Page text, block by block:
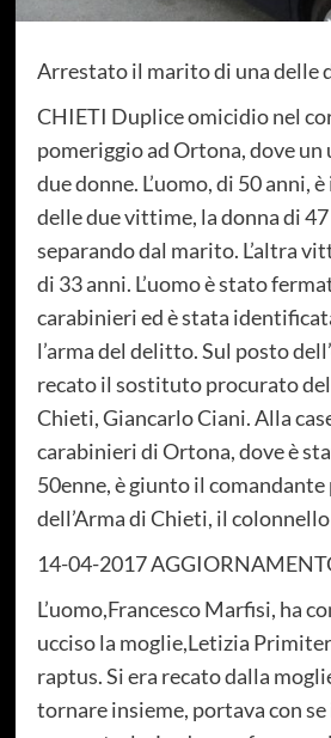
Arrestato il marito di una delle
CHIETI Duplice omicidio nel
pomeriggio ad Ortona, dove un
due donne. L’uomo, di 50 anni,
delle due vittime, la donna di
separando dal marito. L’altra
di 33 anni. L’uomo è stato
carabinieri ed è stata
l’arma del delitto. Sul posto
recato il sostituto procurato
Chieti, Giancarlo Ciani. Alla
carabinieri di Ortona, dove è
50enne, è giunto il
dell’Arma di Chieti, il
14-04-2017
L’uomo,Francesco Marfisi, ha
ucciso la moglie,Letizia
raptus. Si era recato dalla
tornare insieme, portava con